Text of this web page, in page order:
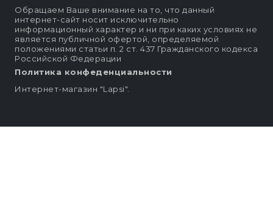
Обращаем Ваше внимание на то, что данный
интернет-сайт носит исключительно
информационный характер и ни при каких условиях не
является публичной офертой, определяемой
положениями статьи п. 2 ст. 437 Гражданского кодекса
Российской Федерации
Политика конфеденциальности
Интернет-магазин "Lapsi".